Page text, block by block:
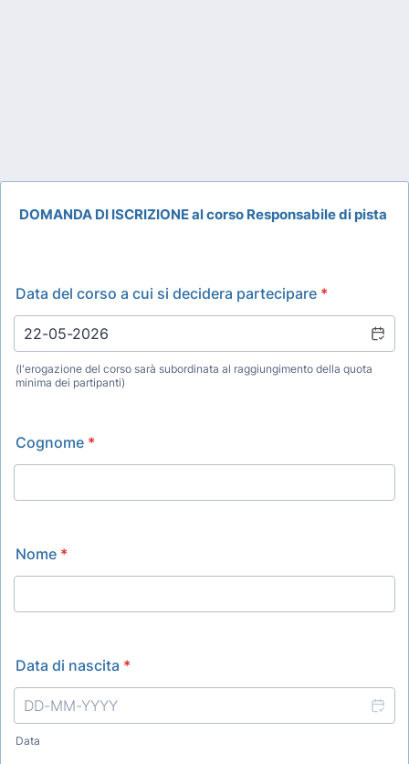
DOMANDA DI ISCRIZIONE al corso Responsabile di pista
Data del corso a cui si decidera partecipare *
(l'erogazione del corso sarà subordinata al raggiungimento della quota
minima dei partipanti)
Cognome *
Nome *
Data di nascita *
Data